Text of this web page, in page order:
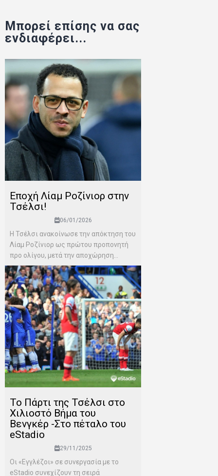
Μπορεί επίσης να σας
ενδιαφέρει...
Εποχή Λίαμ Ροζίνιορ στην
Τσέλσι!
06/01/2026
Η Τσέλσι ανακοίνωσε την απόκτηση του
Λίαμ Ροζίνιορ ως πρώτου προπονητή
προ ολίγου, μετά την αποχώρηση...
To Πάρτι της Τσέλσι στο
Χιλιοστό Βήμα του
Βενγκέρ -Στο πέταλο του
eStadio
29/11/2025
Οι «Εγγλέζοι» σε συνεργασία με το
eStadio συνεχίζουν τη σειρά